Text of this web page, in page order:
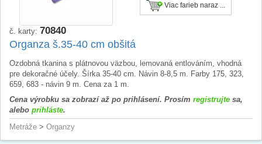
Viac farieb naraz ...
č. karty: 70840
Organza š.35-40 cm obšitá
Ozdobná tkanina s plátnovou väzbou, lemovaná entlováním, vhodná
pre dekoračné účely. Šírka 35-40 cm. Návin 8-8,5 m. Farby 175, 323,
659, 683 - návin 9 m. Cena za 1 m.
Cena výrobku sa zobrazí až po prihlásení. Prosím registrujte sa,
alebo prihláste.
Metráže > Organzy